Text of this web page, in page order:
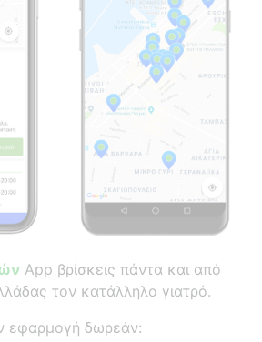
App βρίσκεις πάντα και από
τον κατάλληλο γιατρό.
εφαρμογή δωρεάν: